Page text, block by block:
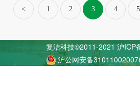
< 1 2 3 4 5
复洁科技©2011-2021沪ICP
沪公网安备